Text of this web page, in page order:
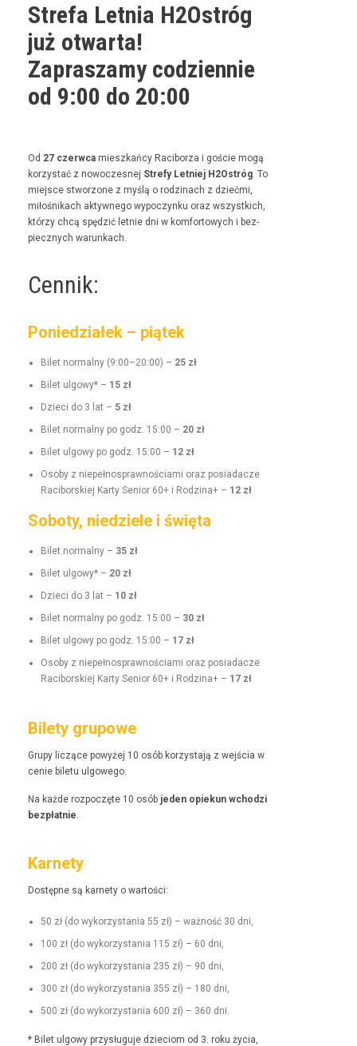
Strefa Letnia H2Ostróg
już otwarta!
Zapraszamy codziennie
od 9:00 do 20:00
Od 27 czer­w­ca mieszkań­cy Raci­borza i goś­cie mogą
korzys­tać z nowoczes­nej Stre­fy Let­niej H2Ostróg. To
miejsce stwor­zone z myślą o rodz­i­nach z dzieć­mi,
miłośnikach akty­wnego wypoczynku oraz wszys­t­kich,
którzy chcą spędz­ić let­nie dni w kom­for­towych i bez­
piecznych warunkach.
Cennik:
Poniedziałek – piątek
Bilet nor­mal­ny (9:00–20:00) – 25 zł
Bilet ulgo­wy* – 15 zł
Dzieci do 3 lat – 5 zł
Bilet nor­mal­ny po godz. 15:00 – 20 zł
Bilet ulgo­wy po godz. 15:00 – 12 zł
Oso­by z niepełnosprawnoś­ci­a­mi oraz posi­adacze
Raci­borskiej Kar­ty Senior 60+ i Rodz­i­na+ – 12 zł
Soboty, niedziele i święta
Bilet nor­mal­ny – 35 zł
Bilet ulgo­wy* – 20 zł
Dzieci do 3 lat – 10 zł
Bilet nor­mal­ny po godz. 15:00 – 30 zł
Bilet ulgo­wy po godz. 15:00 – 17 zł
Oso­by z niepełnosprawnoś­ci­a­mi oraz posi­adacze
Raci­borskiej Kar­ty Senior 60+ i Rodz­i­na+ – 17 zł
Bilety grupowe
Grupy liczące powyżej 10 osób korzys­ta­ją z wejś­cia w
cenie bile­tu ulgowego.
Na każde rozpoczęte 10 osób jeden opiekun wchodzi
bezpłat­nie.
Karnety
Dostęp­ne są kar­ne­ty o wartości:
50 zł (do wyko­rzys­ta­nia 55 zł) – ważność 30 dni,
100 zł (do wyko­rzys­ta­nia 115 zł) – 60 dni,
200 zł (do wyko­rzys­ta­nia 235 zł) – 90 dni,
300 zł (do wyko­rzys­ta­nia 355 zł) – 180 dni,
500 zł (do wyko­rzys­ta­nia 600 zł) – 360 dni.
* Bilet ulgo­wy przysługu­je dzieciom od 3. roku życia,